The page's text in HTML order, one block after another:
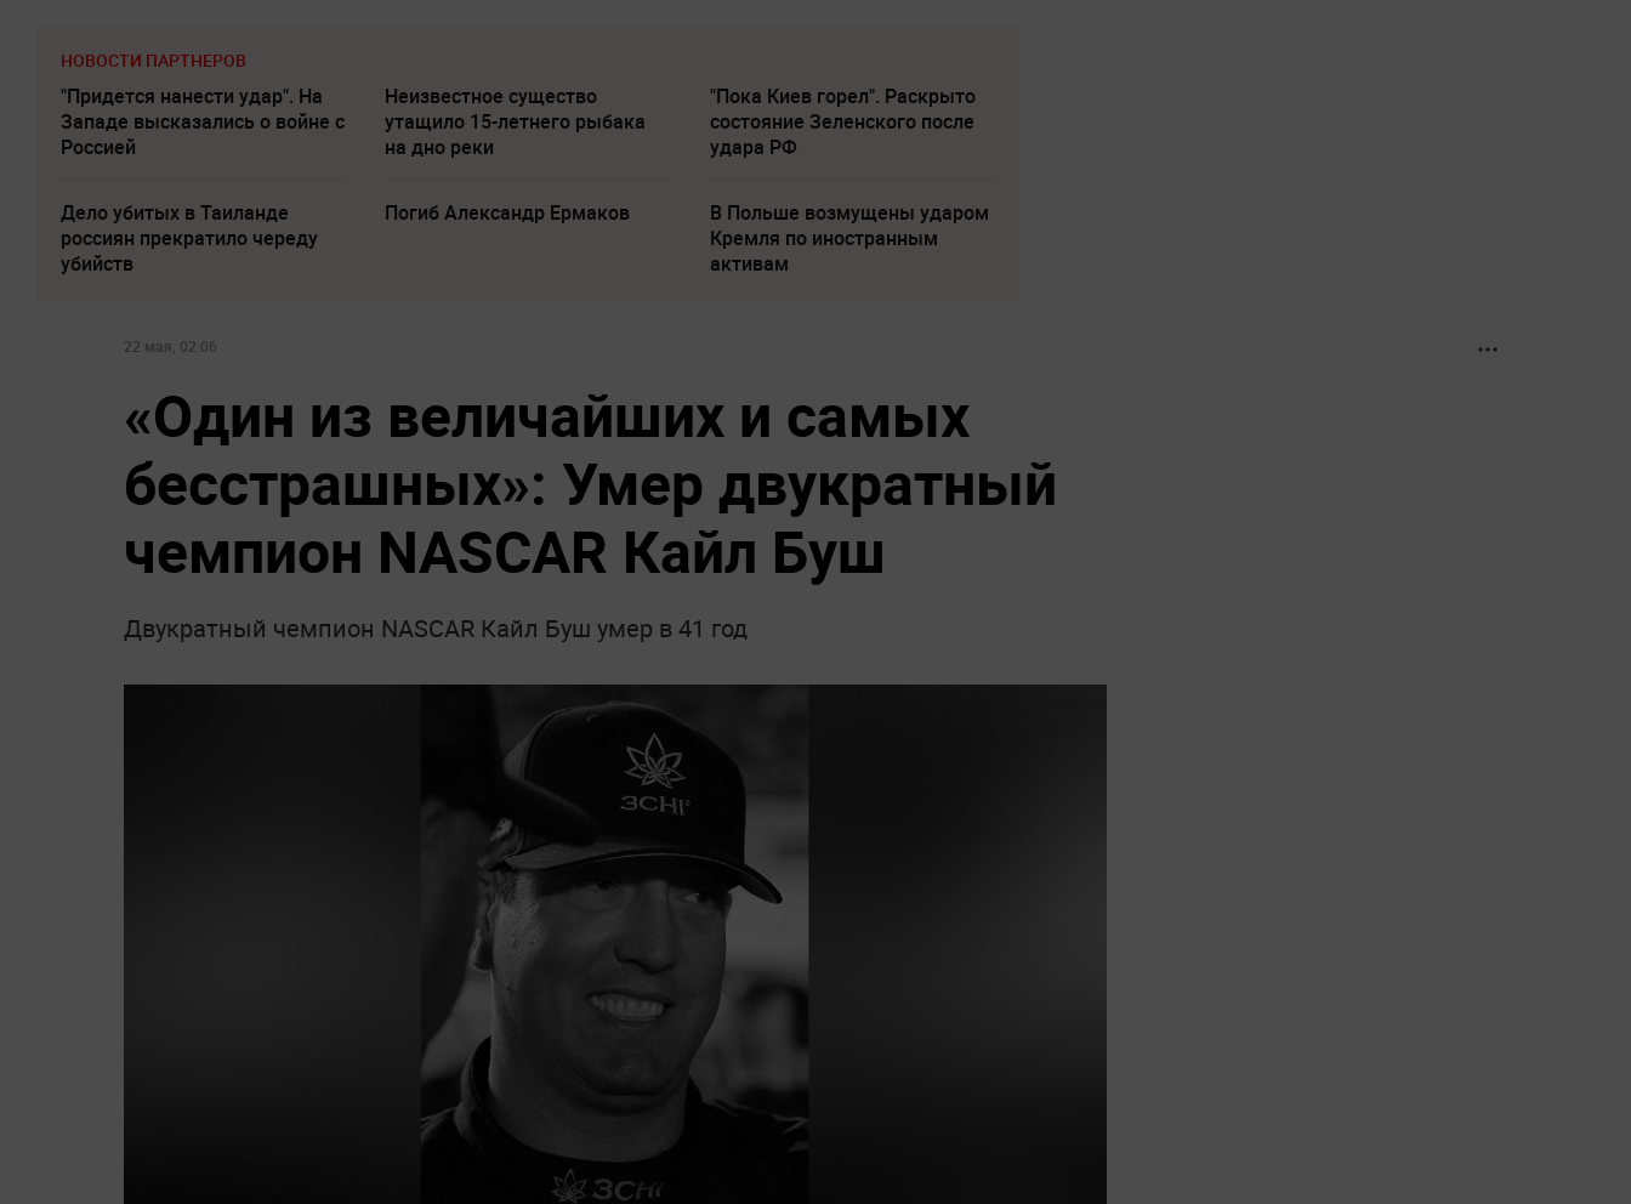
НОВОСТИ ПАРТНЕРОВ
"Придется нанести удар". На
Западе высказались о войне с
Россией
Неизвестное существо
утащило 15-летнего рыбака
на дно реки
"Пока Киев горел". Раскрыто
состояние Зеленского после
удара РФ
Дело убитых в Таиланде
россиян прекратило череду
убийств
Погиб Александр Ермаков
В Польше возмущены ударом
Кремля по иностранным
активам
22 мая, 02:06
«Один из величайших и самых
бесстрашных»: Умер двукратный
чемпион NASCAR Кайл Буш
Двукратный чемпион NASCAR Кайл Буш умер в 41 год